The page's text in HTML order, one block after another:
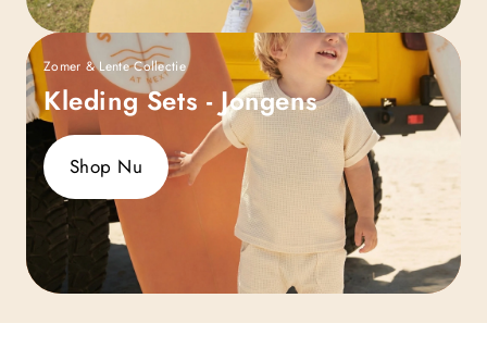
Zomer & Lente Collectie
Kleding Sets - Jongens
Shop Nu